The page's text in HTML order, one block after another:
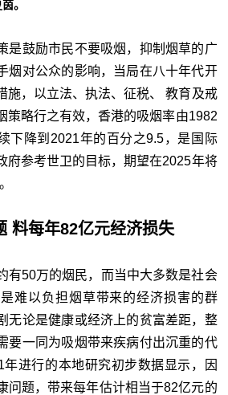
。
是鼓励市民不要吸烟，抑制烟草的广
烟对公众的影响，当局在八十年代开
施，以立法、执法、征税、 教育及戒
策略行之有效，香港的吸烟率由1982
下降到2021年的百分之9.5，是国际
府参考世卫的目标，期望在2025年将
料每年82亿元经济损失
有50万的烟民，而当中大多数是社会
难以负担烟草带来的经济损害的群
无论是健康或经济上的贫富差距，整
要一同为吸烟带来疾病付出沉重的代
进行的本地研究初步数据显示，因
问题，带来每年估计相当于82亿元的